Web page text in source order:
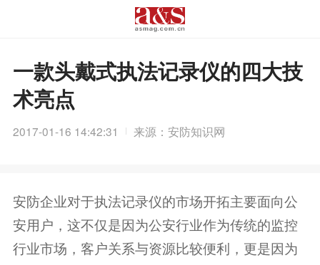
一款头戴式执法记录仪的四大技
术亮点
2017-01-16 14:42:31 来源：安防知识网
安防企业对于执法记录仪的市场开拓主要面向公
安用户，这不仅是因为公安行业作为传统的监控
行业市场，客户关系与资源比较便利，更是因为